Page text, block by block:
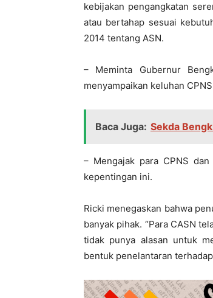
kebijakan pengangkatan
atau bertahap sesuai
2014 tentang ASN.
– Meminta Gubernur
menyampaikan keluhan
Baca Juga: Sekda
– Mengajak para CPNS
kepentingan ini.
Ricki menegaskan bahwa
banyak pihak. “Para CASN
tidak punya alasan untuk
bentuk penelantaran